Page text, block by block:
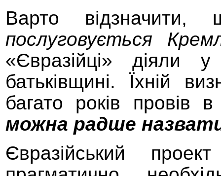
Варто
послуговується
«Євразійці» діяли
батьківщині. Їхній
багато років провів
можна радше наз
Євразійський